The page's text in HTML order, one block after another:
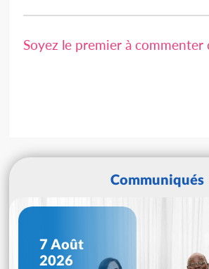
Soyez le premier à commenter
Communiqués
7 Août
2026